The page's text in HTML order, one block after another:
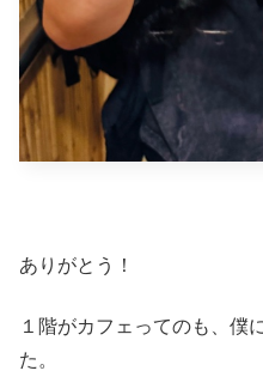
ありがとう！
１階がカフェってのも、僕
た。